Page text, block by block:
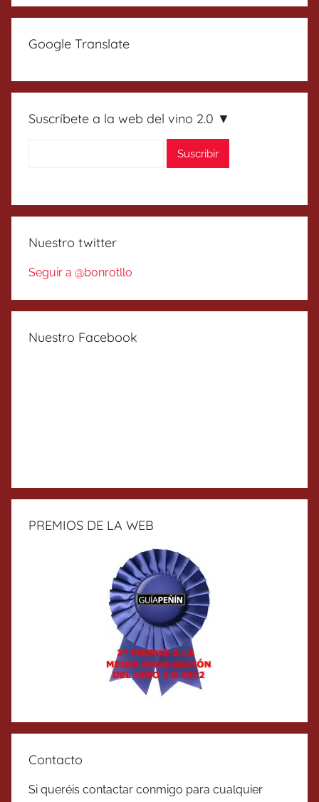
Google Translate
Suscríbete a la web del vino 2.0 ▼
Nuestro twitter
Seguir a @bonrotllo
Nuestro Facebook
PREMIOS DE LA WEB
Contacto
Si queréis contactar conmigo para cualquier